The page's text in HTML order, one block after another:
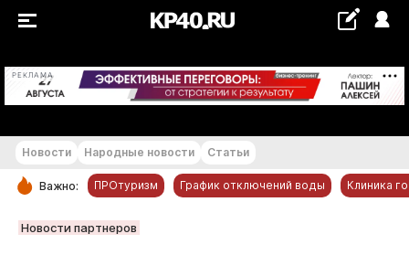
РЕКЛАМА +22...+23 °С
РУБРИКИ
Новости Народные новости Статьи
Важно: ПРОтуризм График отключений воды Клиника
Новости партнеров